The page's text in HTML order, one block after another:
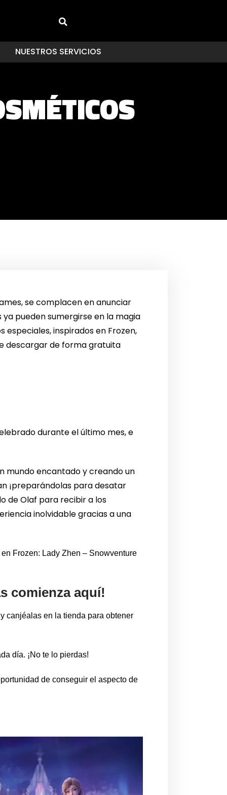
NUESTROS SERVICIOS
se complacen en anunciar
ya pueden sumergirse en la magia
inspirados en Frozen,
descargar de forma gratuita
durante el último mes, e
mundo encantado y creando un
¡preparándolas para desatar
de Olaf para recibir a los
inolvidable gracias a una
Frozen: Lady Zhen – Snowventure
comienza aquí!
canjéalas en la tienda para obtener
día. ¡No te lo pierdas!
de conseguir el aspecto de